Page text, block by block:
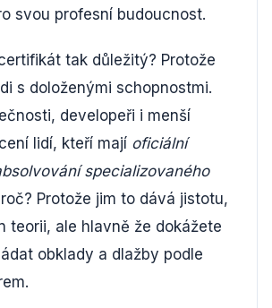
svou profesní budoucnost.
tak důležitý? Protože
s doloženými schopnostmi.
developeři i menší
lidí, kteří mají oficiální
specializovaného
Protože jim to dává jistotu,
teorii, ale hlavně že dokážete
obklady a dlažby podle